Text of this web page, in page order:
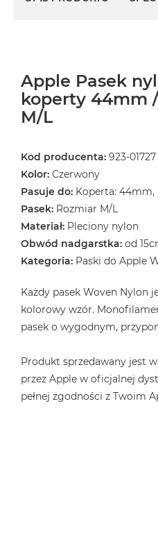
Apple Pasek
koperty 44mm
M/L
Kod producenta: 923-01727
Kolor: Czerwony
Pasuje do: Koperta:
Pasek: Rozmiar M/L
Materiał: Pleciony nylon
Obwód nadgarstka: od
Kategoria: Paski do Apple
Każdy pasek Woven Nylon
kolorowy wzór.
pasek o wygodnym,
Produkt sprzedawany jest
przez Apple w oficjalnej
pełnej zgodności z Twoim